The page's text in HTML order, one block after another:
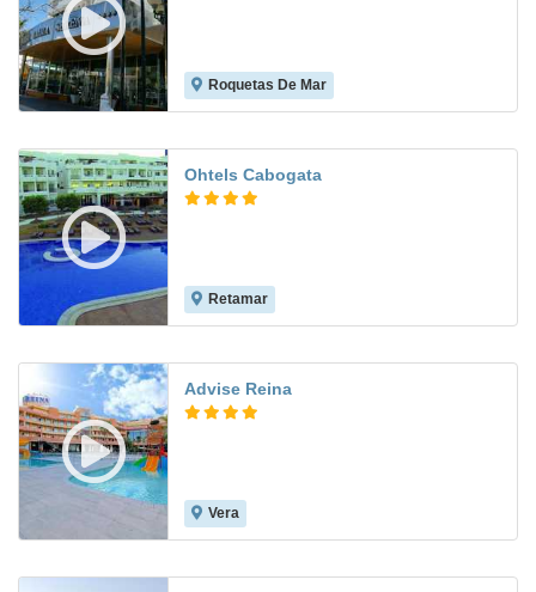
Roquetas De Mar
Ohtels Cabogata
Retamar
Advise Reina
Vera